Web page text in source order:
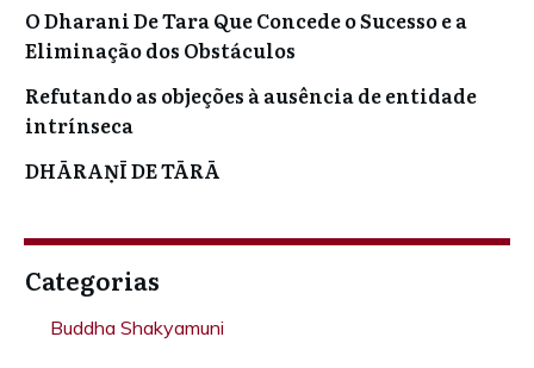
O Dharani De Tara Que Concede o Sucesso e a
Eliminação dos Obstáculos
Refutando as objeções à ausência de entidade
intrínseca
DHĀRAṆĪ DE TĀRĀ
Categorias
Buddha Shakyamuni